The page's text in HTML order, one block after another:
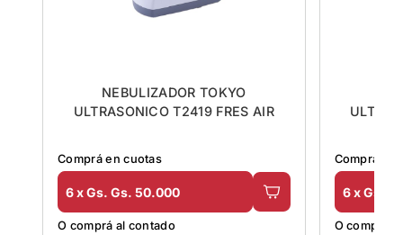
NEBULIZADOR TOKYO
ULTRASONICO T2419 FRES AIR
Comprá en cuotas
6 x Gs. Gs. 50.000
O comprá al contado
Comprá en
6 x Gs.
O comprá